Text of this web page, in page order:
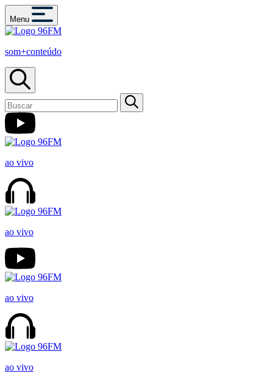
Menu
som+conteúdo
ao vivo
ao vivo
ao vivo
ao vivo